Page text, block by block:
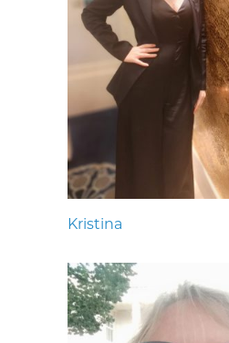
Kristina